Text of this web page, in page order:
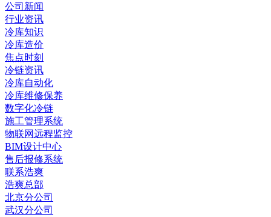
公司新闻
行业资讯
冷库知识
冷库造价
焦点时刻
冷链资讯
冷库自动化
冷库维修保养
数字化冷链
施工管理系统
物联网远程监控
BIM设计中心
售后报修系统
联系浩爽
浩爽总部
北京分公司
武汉分公司